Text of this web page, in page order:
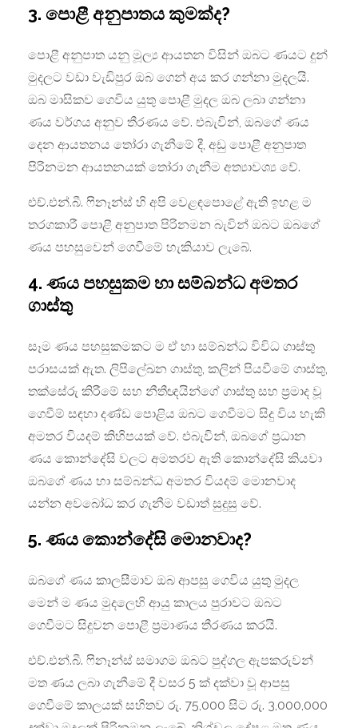
3. පොළී අනුපාතය කුමක්ද?
පොළී අනුපාත යනු මූල්‍ය ආයතන විසින් ඔබට ණයට දුන්
මුදලට වඩා වැඩිපුර ඔබ ගෙන් අය කර ගන්නා මුදලයි.
ඔබ මාසිකව ගෙවිය යුතු පොළී මුදල ඔබ ලබා ගන්නා
ණය වර්ගය අනුව තීරණය වේ. එබැවින්, ඔබගේ ණය
දෙන ආයතනය තෝරා ගැනීමේ දී, අඩු පොළී අනුපාත
පිරිනමන ආයතනයක් තෝරා ගැනීම අත්‍යාවශ්‍ය වේ.
එච්.එන්.බී. ෆිනෑන්ස් හි අපි වෙළඳපොළේ ඇති ඉහළ ම
තරගකාරී පොළී අනුපාත පිරිනමන බැවින් ඔබට ඔබගේ
ණය පහසුවෙන් ගෙවීමේ හැකියාව ලැබේ.
4. ණය පහසුකම හා සම්බන්ධ අමතර
ගාස්තු
සෑම ණය පහසුකමකට ම ඒ හා සම්බන්ධ විවිධ ගාස්තු
පරාසයක් ඇත. ලිපිලේඛන ගාස්තු, කලින් පියවීමේ ගාස්තු,
තක්සේරු කිරීමේ සහ නීතීඥයින්ගේ ගාස්තු සහ ප්‍රමාද වූ
ගෙවීම් සඳහා දණ්ඩ පොළිය ඔබට ගෙවීමට සිදු විය හැකි
අමතර වියදම් කිහිපයක් වේ. එබැවින්, ඔබගේ ප්‍රධාන
ණය කොන්දේසි වලට අමතරව ඇති කොන්දේසි කියවා
ඔබගේ ණය හා සම්බන්ධ අමතර වියදම් මොනවාද
යන්න අවබෝධ කර ගැනීම වඩාත් සුදුසු ‍වේ.
5. ණය කොන්දේසි මොනවාද?
ඔබගේ ණය කාලසීමාව ඔබ ආපසු ගෙවිය යුතු මුදල
මෙන් ම ණය මුදලෙහි ආයු කාලය පුරාවට ඔබට
ගෙවීමට සිදුවන පොළී ප්‍රමාණය තීරණය කරයි.
එච්.එන්.බී. ෆිනෑන්ස් සමාගම ඔබට පුද්ගල ඇපකරුවන්
මත ණය ලබා ගැනීමේ දී වසර 5 ක් දක්වා වූ ආපසු
ගෙවීමේ කාලයක් සහිතව රු. 75,000 සිට රු. 3,000,000